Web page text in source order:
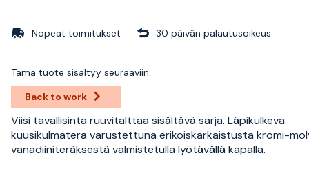
Nopeat toimitukset 30 päivän palautusoikeus
Tämä tuote sisältyy seuraaviin:
Back to work
Viisi tavallisinta ruuvitalttaa sisältävä sarja. Läpikulkeva
kuusikulmaterä varustettuna erikoiskarkaistusta kromi-
vanadiiniteräksestä valmistetulla lyötävällä kapalla.